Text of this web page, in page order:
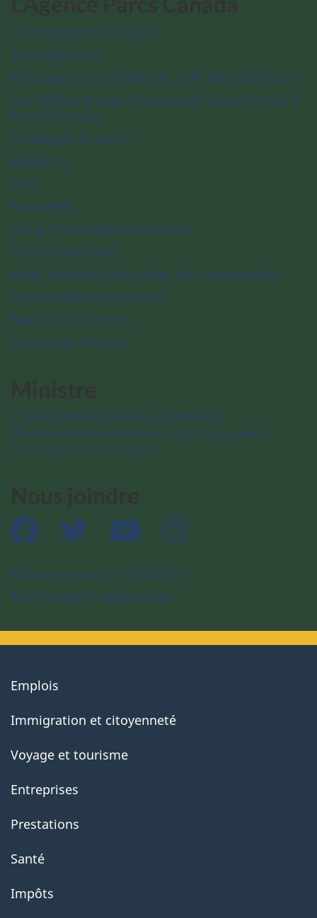
Le mandat et la charte
Transparence
Message du président et chef de la direction
Les relations avec les peuples autochtones à
Parcs Canada
Stratégies et plans
Rapports
Avis
Nouvelles
Lieux historiques nationaux
Parcs nationaux
Aires marines nationales de conservation
Parcs urbains nationaux
Nature et sciences
Culture et histoire
L’honorable Julie Aviva Dabrusin
Ministre de l’Environnement, du Changement
climatique et de la Nature
Facebook Twitter YouTube
Abonnez-vous à l’infolettre
Téléchargez l’application
About
government
Emplois
Immigration et citoyenneté
Voyage et tourisme
Entreprises
Prestations
Santé
Impôts